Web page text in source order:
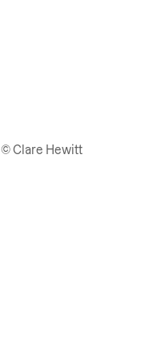
© Clare Hewitt